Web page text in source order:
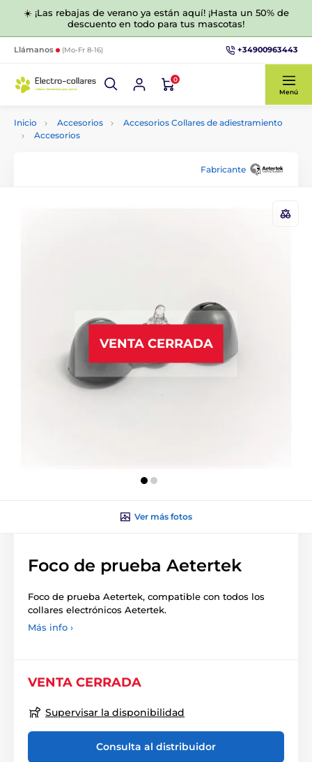
☀️ ¡Las rebajas de verano ya están aquí! ¡Hasta un 50% de
descuento en todo para tus mascotas!
Llámanos (Mo-Fr 8-16) +34900963443
0
Menú
Inicio Accesorios
Accesorios Collares de adiestramiento
Accesorios
Fabricante
VENTA CERRADA
Ver más fotos
Foco de prueba Aetertek
Foco de prueba Aetertek, compatible con todos los
collares electrónicos Aetertek.
Más info ›
VENTA CERRADA
Supervisar la disponibilidad
Consulta al distribuidor